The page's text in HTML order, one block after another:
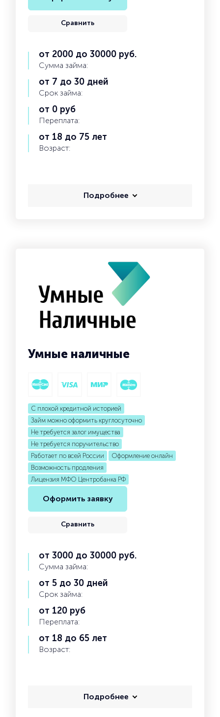
Сравнить
от 2000 до 30000 руб.
Сумма займа:
от 7 до 30 дней
Срок займа:
от 0 руб
Переплата:
от 18 до 75 лет
Возраст:
Подробнее
Умные наличные
С плохой кредитной историей
Займ можно оформить круглосуточно
Не требуется залог имущества
Не требуется поручительство
Работает по всей России
Оформление онлайн
Возможность продления
Лицензия МФО Центробанка РФ
Оформить заявку
Сравнить
от 3000 до 30000 руб.
Сумма займа:
от 5 до 30 дней
Срок займа:
от 120 руб
Переплата:
от 18 до 65 лет
Возраст:
Подробнее